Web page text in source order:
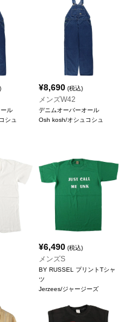
ル
シュ
¥8,690(税込)
メンズW42
デニムオーバーオール
Osh kosh/オシュコシュ
¥6,490(税込)
メンズS
BY RUSSEL プリントTシャ
ツ
Jerzees/ジャージーズ